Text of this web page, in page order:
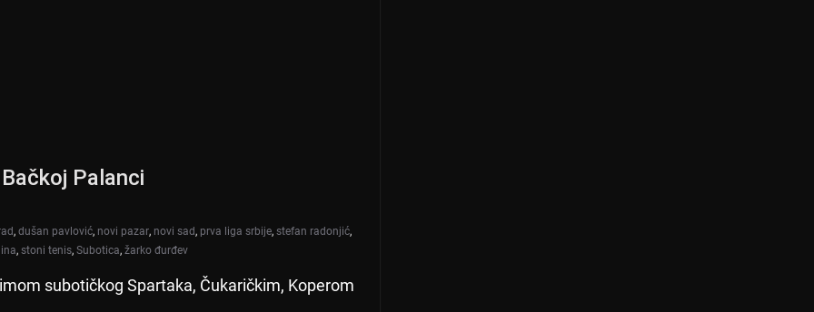
Palanci
, dušan pavlović, novi pazar, novi sad, prva liga srbije, stefan radonjić,
, stoni tenis, Subotica, žarko đurđev
subotičkog Spartaka, Čukaričkim, Koperom